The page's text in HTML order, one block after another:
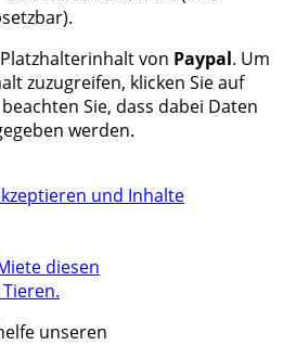
von Paypal. Um
zuzugreifen, klicken Sie auf
Sie, dass dabei Daten
werden.
und Inhalte
unseren